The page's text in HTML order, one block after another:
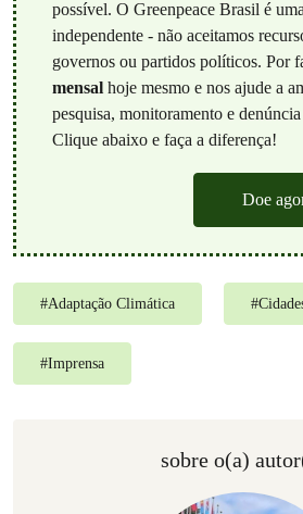
possível. O Greenpeace Brasil é
independente - não aceitamos
governos ou partidos políticos. Por
mensalhoje mesmo e nos ajude a
pesquisa, monitoramento e
Clique abaixo e faça a diferença!
Doe
#Adaptação Climática #
#Imprensa
sobre o(a)